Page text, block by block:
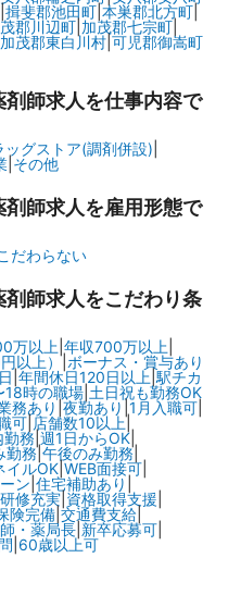
揖斐郡池田町| 本巣郡北方町|
郡川辺町| 加茂郡七宗町|
加茂郡東白川村| 可児郡御嵩町
剤師求人を仕事内容で
ッグストア(調剤併設)
| その他
剤師求人を雇用形態で
だわらない
剤師求人をこだわり条
万以上 年収700万以上
以上）| ボーナス・賞与あり
年間休日120日以上 駅チカ
18時の職場| 土日祝も勤務OK
務あり 夜勤あり 1月入職可|
可| 店舗数10以上|
勤務 週1日からOK|
勤務| 午後のみ勤務|
イルOK| WEB面接可|
ン 住宅補助あり
修充実| 資格取得支援
険完備| 交通費支給|
・薬局長| 新卒応募可|
60歳以上可